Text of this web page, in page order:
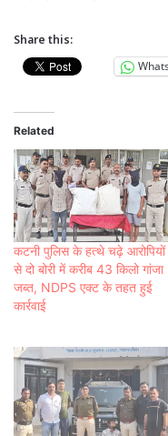
Share this:
Related
कटनी पुलिस के हत्थे चढ़े आरोपियों
से दो बोरी में करीब 43 किलो गांजा
जब्त, NDPS एक्ट के तहत हुई
कार्रवाई